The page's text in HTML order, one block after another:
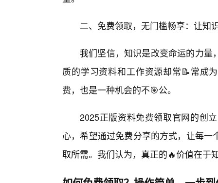
二、免费领取，无门槛畅享：让知
我们坚信，知识是改变命运的力
质的学习资料和工作资源却常📝常成
费，也是一种机会的不🎯公。
2025正版资料免费领取官网的创
心，希望通过免费分享的方式，让每
取所需。我们认为，真正的🔥价值在于